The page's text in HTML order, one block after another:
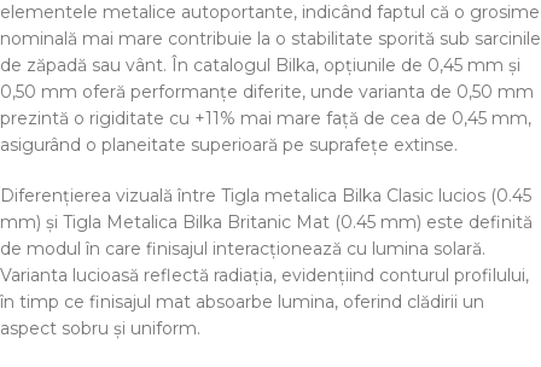
elementele metalice autoportante, indicând faptul că o grosime
nominală mai mare contribuie la o stabilitate sporită sub sarcinile
de zăpadă sau vânt. În catalogul Bilka, opțiunile de 0,45 mm și
0,50 mm oferă performanțe diferite, unde varianta de 0,50 mm
prezintă o rigiditate cu +11% mai mare față de cea de 0,45 mm,
asigurând o planeitate superioară pe suprafețe extinse.
Diferențierea vizuală între Tigla metalica Bilka Clasic lucios (0.45
mm) și Tigla Metalica Bilka Britanic Mat (0.45 mm) este definită
de modul în care finisajul interacționează cu lumina solară.
Varianta lucioasă reflectă radiația, evidențiind conturul profilului,
în timp ce finisajul mat absoarbe lumina, oferind clădirii un
aspect sobru și uniform.